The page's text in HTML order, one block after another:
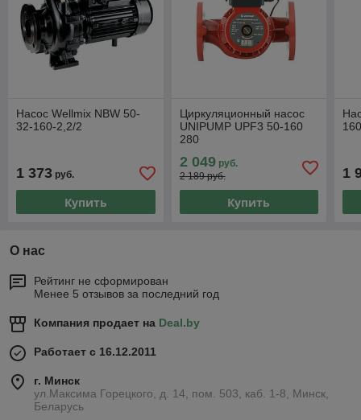
Насос Wellmix NBW 50-
32-160-2,2/2
1 373 руб.
Купить
Циркуляционный насос
UNIPUMP UPF3 50-160
280
2 049руб.
2 189 руб.
Купить
1
О нас
Рейтинг не сформирован
Менее 5 отзывов за последний год
Компания продает на Deal.by
Работает с 16.12.2011
г. Минск
ул.Максима Горецкого, д. 14, пом. 503, каб. 1-8, Минск,
Беларусь